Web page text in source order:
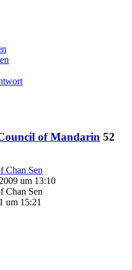
of Mandarin 52
Chan Sen
um 13:10
Chan Sen
um 15:21